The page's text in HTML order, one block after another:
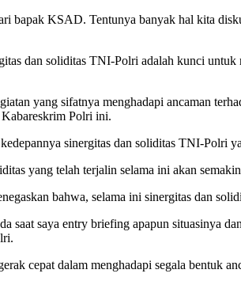
bapak KSAD. Tentunya banyak hal kita
dan soliditas TNI-Polri adalah kunci
yang sifatnya menghadapi ancaman
Polri ini.
sinergitas dan soliditas TNI-Polri
yang telah terjalin selama ini akan
bahwa, selama ini sinergitas dan
saat saya entry briefing apapun situasinya
cepat dalam menghadapi segala bentuk